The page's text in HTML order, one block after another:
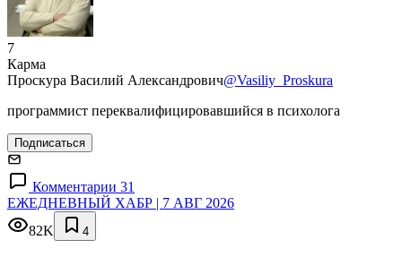
7
Карма
Проскура Василий Александрович@Vasiliy_Proskura
программист переквалифицировавшийся в психолога
Подписаться
Комментарии 31
ЕЖЕДНЕВНЫЙ ХАБР | 7 АВГ 2026
82K
4